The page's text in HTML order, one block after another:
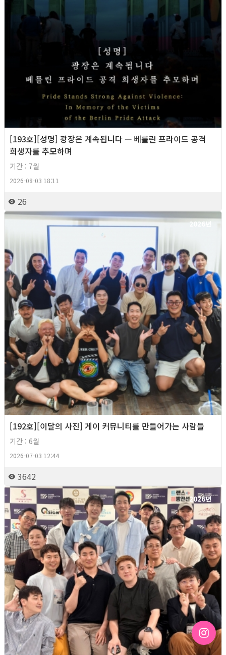
[193호][성명] 광장은 계속됩니다 — 베를린 프라이드 공격
희생자를 추모하며
기간 : 7월
2026-08-03 18:11
26
2026년
[192호][이달의 사진] 게이 커뮤니티를 만들어가는 사람들
기간 : 6월
2026-07-03 12:44
3642
2026년